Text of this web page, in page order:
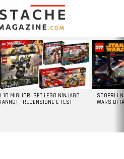
I 10 MIGLIORI SET LEGO NINJAGO
[ANNO] – RECENSIONE E TEST
SCOPRI I
WARS DI